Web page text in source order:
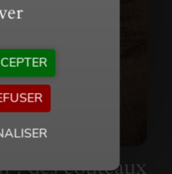
: des couteaux